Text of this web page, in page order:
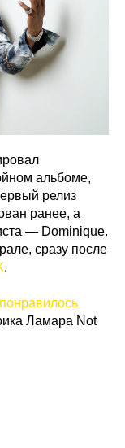
альбоме,
релиз
ранее, а
— Dominique.
сразу после
.
Ламара Not